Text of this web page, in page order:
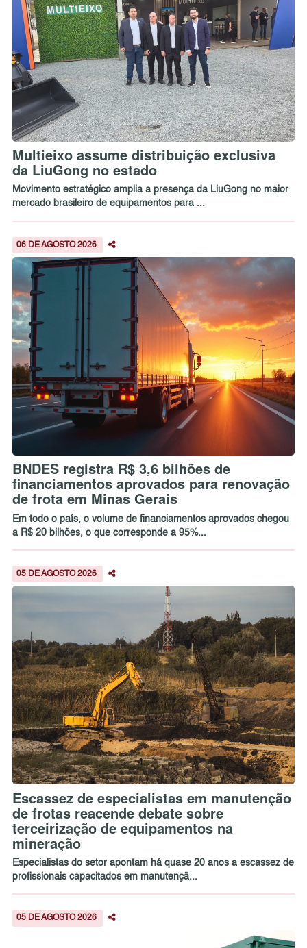
Multieixo assume distribuição exclusiva
da LiuGong no estado
Movimento estratégico amplia a presença da LiuGong no maior
mercado brasileiro de equipamentos para ...
06 DE AGOSTO 2026
BNDES registra R$ 3,6 bilhões de
financiamentos aprovados para renovação
de frota em Minas Gerais
Em todo o país, o volume de financiamentos aprovados chegou
a R$ 20 bilhões, o que corresponde a 95%...
05 DE AGOSTO 2026
Escassez de especialistas em manutenção
de frotas reacende debate sobre
terceirização de equipamentos na
mineração
Especialistas do setor apontam há quase 20 anos a escassez de
profissionais capacitados em manutençã...
05 DE AGOSTO 2026